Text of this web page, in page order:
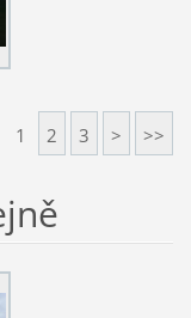
1 2 3 > >>